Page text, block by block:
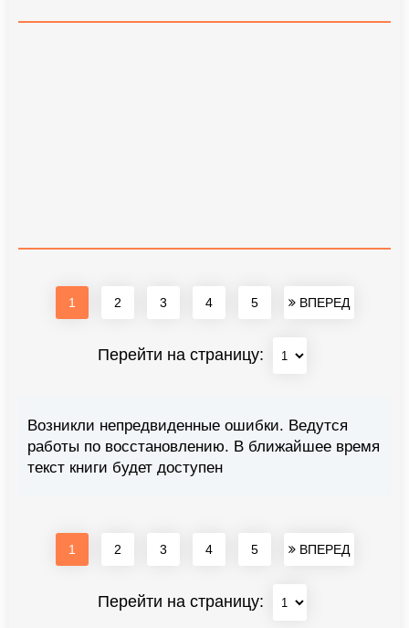
1 2 3 4 5 ВПЕРЕД
Перейти на страницу:
Возникли непредвиденные ошибки. Ведутся
работы по восстановлению. В ближайшее время
текст книги будет доступен
1 2 3 4 5 ВПЕРЕД
Перейти на страницу: